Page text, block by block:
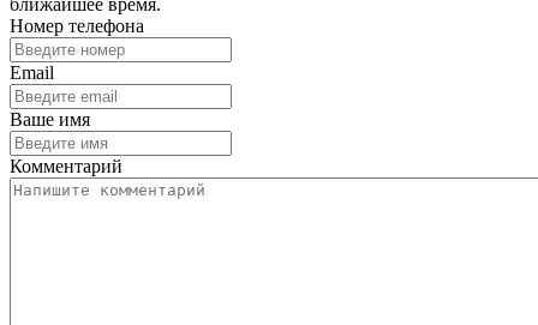
ближайшее время.
Номер телефона
Email
Ваше имя
Комментарий